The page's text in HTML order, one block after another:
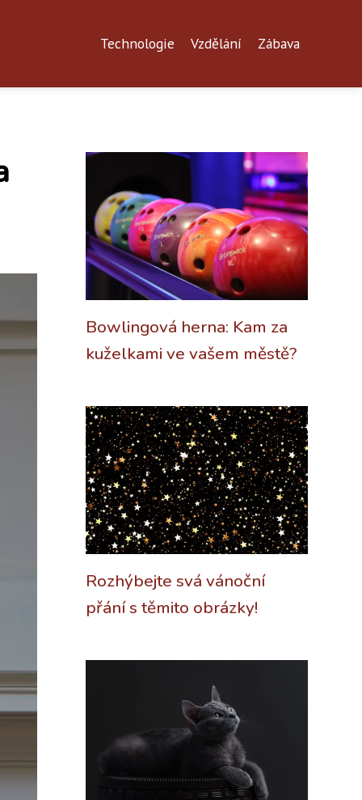
Technologie Vzdělání Zábava
Bowlingová herna: Kam za
kuželkami ve vašem městě?
Rozhýbejte svá vánoční
přání s těmito obrázky!